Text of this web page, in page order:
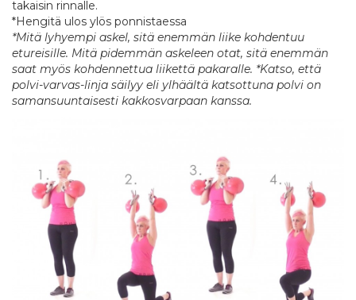
takaisin rinnalle.
*Hengitä ulos ylös ponnistaessa
*Mitä lyhyempi askel, sitä enemmän liike kohdentuu
etureisille. Mitä pidemmän askeleen otat, sitä enemmän
saat myös kohdennettua liikettä pakaralle. *Katso, että
polvi-varvas-linja säilyy eli ylhäältä katsottuna polvi on
samansuuntaisesti kakkosvarpaan kanssa.